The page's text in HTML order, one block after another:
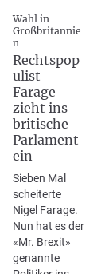
Wahl in
Großbritannie
n
Rechtspop
ulist
Farage
zieht ins
britische
Parlament
ein
Sieben Mal
scheiterte
Nigel Farage.
Nun hat es der
«Mr. Brexit»
genannte